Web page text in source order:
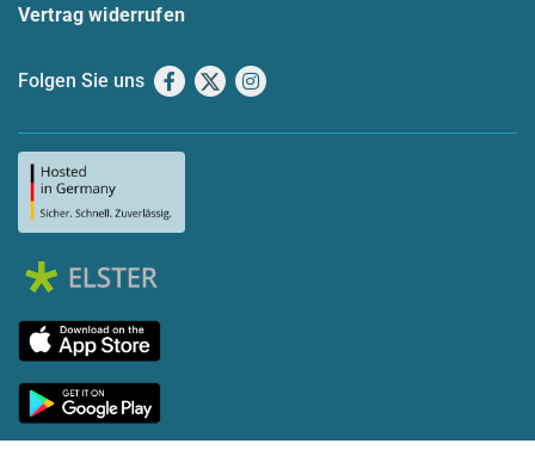
Vertrag widerrufen
Folgen Sie uns Facebook
X Instagram